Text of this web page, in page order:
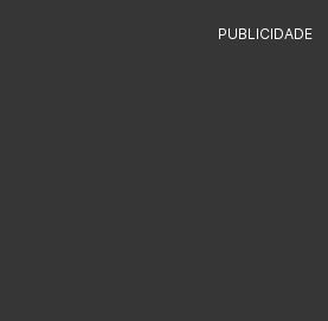
PUBLICIDADE